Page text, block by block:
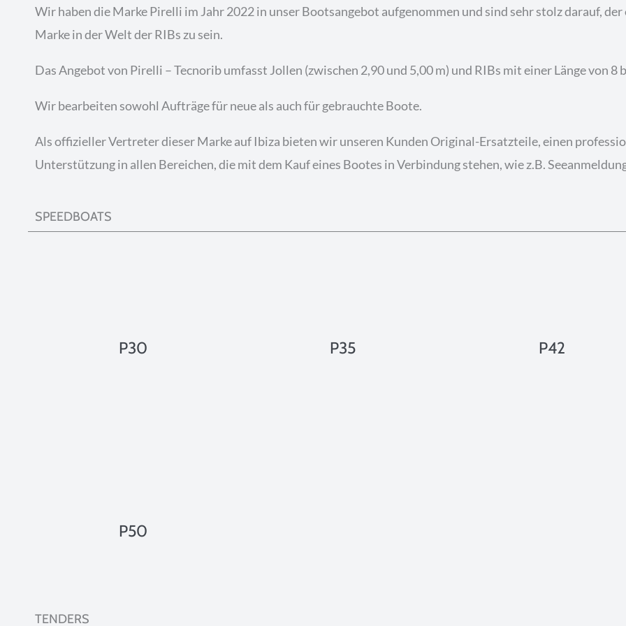
Wir haben die Marke Pirelli im Jahr 2022 in unser Bootsangebot aufgenommen und sind sehr stolz darauf,
Marke in der Welt der RIBs zu sein.
Das Angebot von Pirelli – Tecnorib umfasst Jollen (zwischen 2,90 und 5,00 m) und RIBs mit einer Länge von 8
Wir bearbeiten sowohl Aufträge für neue als auch für gebrauchte Boote.
Als offizieller Vertreter dieser Marke auf Ibiza bieten wir unseren Kunden Original-Ersatzteile, einen
Unterstützung in allen Bereichen, die mit dem Kauf eines Bootes in Verbindung stehen, wie z.B.
SPEEDBOATS
P30 P35 P42
P50
TENDERS